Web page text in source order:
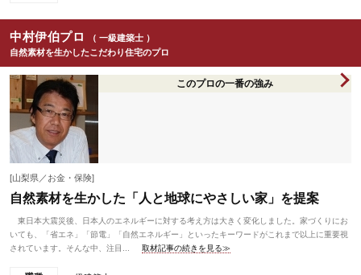
中村伊伯プロ
（ 一級建築士 ）
自然素材を生かしたこだわり住宅のプロ
このプロの一番の強み
[山梨県／お金・保険]
自然素材を生かした「人と地球にやさしい家」を提案
東日本大震災後、日本人のエネルギーに対する考え方は大きく変化しました。家づくりにお
いても、「省エネ」「節電」「自然エネルギー」といったキーワードがこれまで以上に重要視
されています。そんな中、注目...
取材記事の続きを見る≫